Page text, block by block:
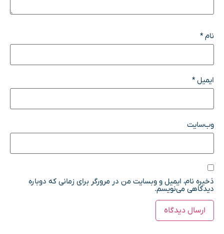
نام*
ایمیل*
وب‌سایت
ذخیره نام، ایمیل و وبسایت من در مرورگر برای زمانی که دوباره
دیدگاهی می‌نویسم.